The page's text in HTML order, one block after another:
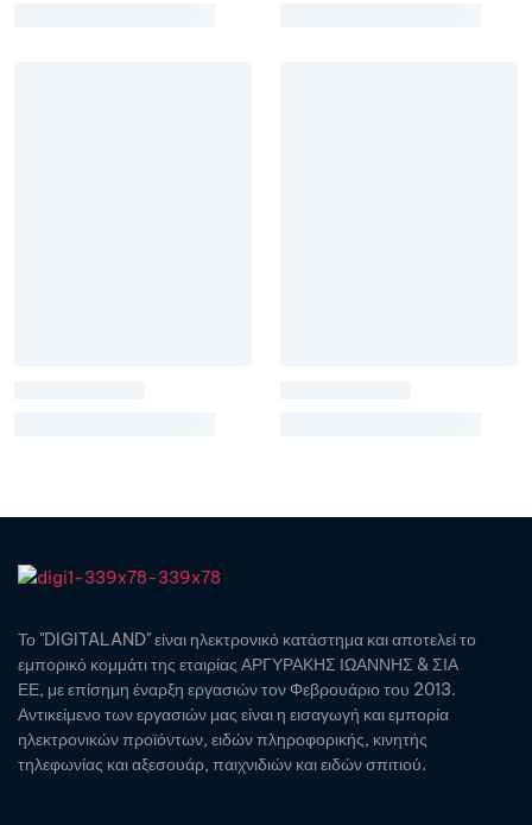
Το "DIGITALAND" είναι ηλεκτρονικό κατάστημα και αποτελεί το
εμπορικό κομμάτι της εταιρίας ΑΡΓΥΡΑΚΗΣ ΙΩΑΝΝΗΣ & ΣΙΑ
ΕΕ, με επίσημη έναρξη εργασιών τον Φεβρουάριο του 2013.
Αντικείμενο των εργασιών μας είναι η εισαγωγή και εμπορία
ηλεκτρονικών προϊόντων, ειδών πληροφορικής, κινητής
τηλεφωνίας και αξεσουάρ, παιχνιδιών και ειδών σπιτιού.